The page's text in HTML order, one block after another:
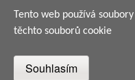
Tento web používá
těchto souborů cookie